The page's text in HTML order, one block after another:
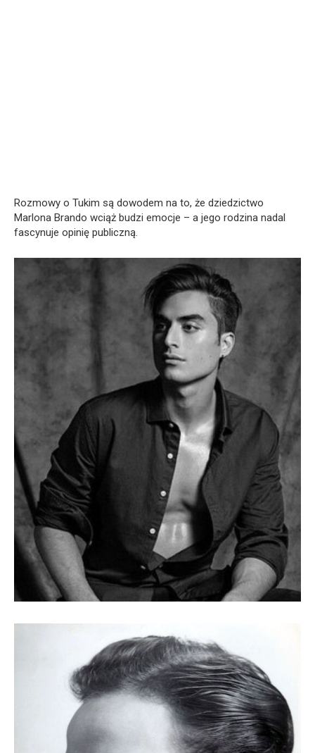
Rozmowy o Tukim są dowodem na to, że dziedzictwo
Marlona Brando wciąż budzi emocje – a jego rodzina nadal
fascynuje opinię publiczną.